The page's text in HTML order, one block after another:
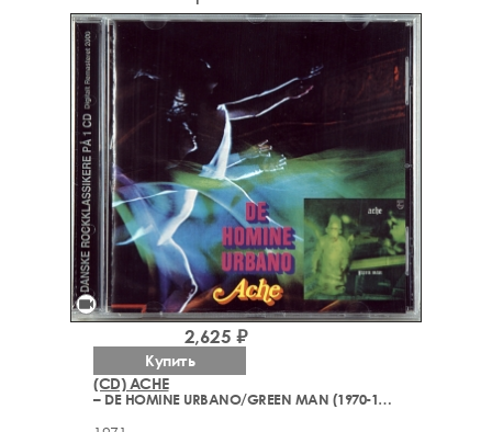
videocam
(CD) ACHE
– DE HOMINE URBANO/GREEN MAN (1970-1971)
2,625 ₽
Купить